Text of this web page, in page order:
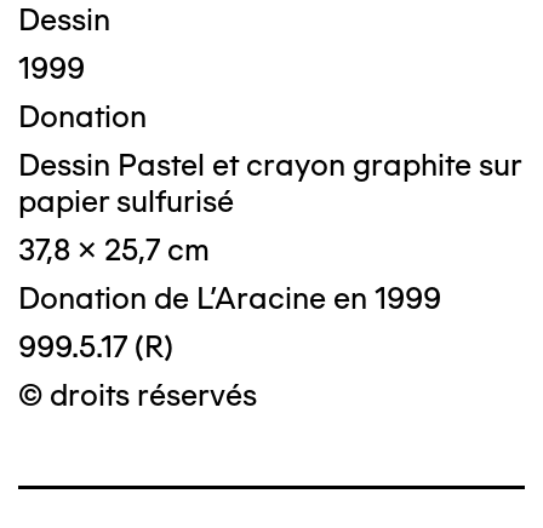
Dessin
1999
Donation
Dessin Pastel et crayon graphite sur
papier sulfurisé
37,8 x 25,7 cm
Donation de L'Aracine en 1999
999.5.17 (R)
© droits réservés